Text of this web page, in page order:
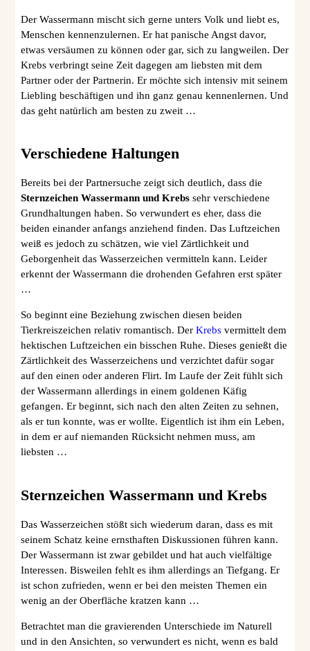
Der Wassermann mischt sich gerne unters Volk und liebt es,
Menschen kennenzulernen. Er hat panische Angst davor,
etwas versäumen zu können oder gar, sich zu langweilen. Der
Krebs verbringt seine Zeit dagegen am liebsten mit dem
Partner oder der Partnerin. Er möchte sich intensiv mit seinem
Liebling beschäftigen und ihn ganz genau kennenlernen. Und
das geht natürlich am besten zu zweit …
Verschiedene Haltungen
Bereits bei der Partnersuche zeigt sich deutlich, dass die
Sternzeichen Wassermann und Krebssehr verschiedene
Grundhaltungen haben. So verwundert es eher, dass die
beiden einander anfangs anziehend finden. Das Luftzeichen
weiß es jedoch zu schätzen, wie viel Zärtlichkeit und
Geborgenheit das Wasserzeichen vermitteln kann. Leider
erkennt der Wassermann die drohenden Gefahren erst später
…
So beginnt eine Beziehung zwischen diesen beiden
Tierkreiszeichen relativ romantisch. Der Krebsvermittelt dem
hektischen Luftzeichen ein bisschen Ruhe. Dieses genießt die
Zärtlichkeit des Wasserzeichens und verzichtet dafür sogar
auf den einen oder anderen Flirt. Im Laufe der Zeit fühlt sich
der Wassermann allerdings in einem goldenen Käfig
gefangen. Er beginnt, sich nach den alten Zeiten zu sehnen,
als er tun konnte, was er wollte. Eigentlich ist ihm ein Leben,
in dem er auf niemanden Rücksicht nehmen muss, am
liebsten …
Sternzeichen Wassermann und Krebs
Das Wasserzeichen stößt sich wiederum daran, dass es mit
seinem Schatz keine ernsthaften Diskussionen führen kann.
Der Wassermann ist zwar gebildet und hat auch vielfältige
Interessen. Bisweilen fehlt es ihm allerdings an Tiefgang. Er
ist schon zufrieden, wenn er bei den meisten Themen ein
wenig an der Oberfläche kratzen kann …
Betrachtet man die gravierenden Unterschiede im Naturell
und in den Ansichten, so verwundert es nicht, wenn es bald